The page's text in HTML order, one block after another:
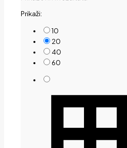
Prikaži:
10
20
40
60